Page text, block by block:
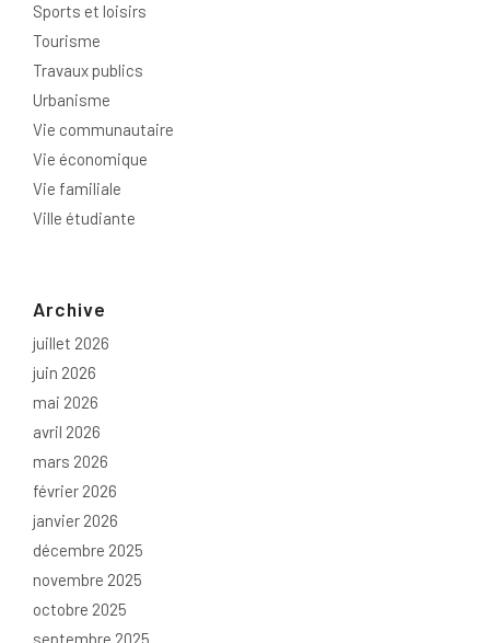
Sports et loisirs
Tourisme
Travaux publics
Urbanisme
Vie communautaire
Vie économique
Vie familiale
Ville étudiante
Archive
juillet 2026
juin 2026
mai 2026
avril 2026
mars 2026
février 2026
janvier 2026
décembre 2025
novembre 2025
octobre 2025
septembre 2025